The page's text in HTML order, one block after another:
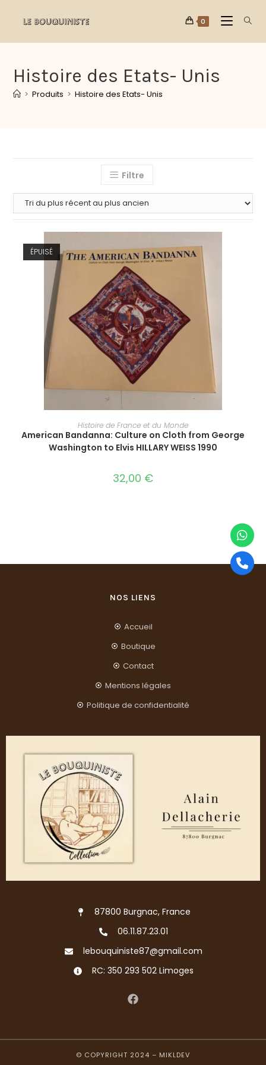
0
Histoire des Etats- Unis
> Produits > Histoire des Etats- Unis
Filtre
ÉPUISÉ
LIRE LA SUITE
Histoire de France et du Monde
American Bandanna: Culture on Cloth from George
Washington to Elvis HILLARY WEISS 1990
32,00 €
NOS LIENS
Accueil
Boutique
Contact
Mentions légales
Politique de confidentialité
87800 Burgnac, France
06.11.87.23.01
lebouquiniste87@gmail.com
RC: 350 293 502 Limoges
© COPYRIGHT 2024 – MIKLDEV